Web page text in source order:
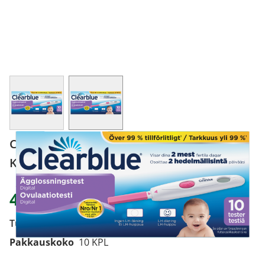
Clearblue digitaalinen ovulaatiotesti 10
KPL
47,09 €
Tuotekoodi 2117323
Pakkauskoko 10 KPL